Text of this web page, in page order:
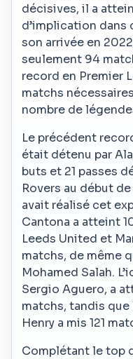
décisives, il a
d’implication
son arrivée en
seulement 94
record en Premier
matchs
nombre de
Le précédent
était détenu par
buts et 21 passes
Rovers au début
avait réalisé cet
Cantona a atteint
Leeds United et
matchs, de même
Mohamed Salah.
Sergio Aguero, a
matchs, tandis que
Henry a mis 121
Complétant le top